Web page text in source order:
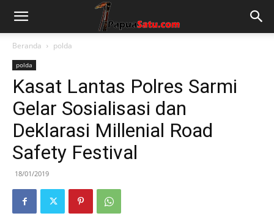
Beranda polda
polda
Kasat Lantas Polres Sarmi
Gelar Sosialisasi dan
Deklarasi Millenial Road
Safety Festival
18/01/2019